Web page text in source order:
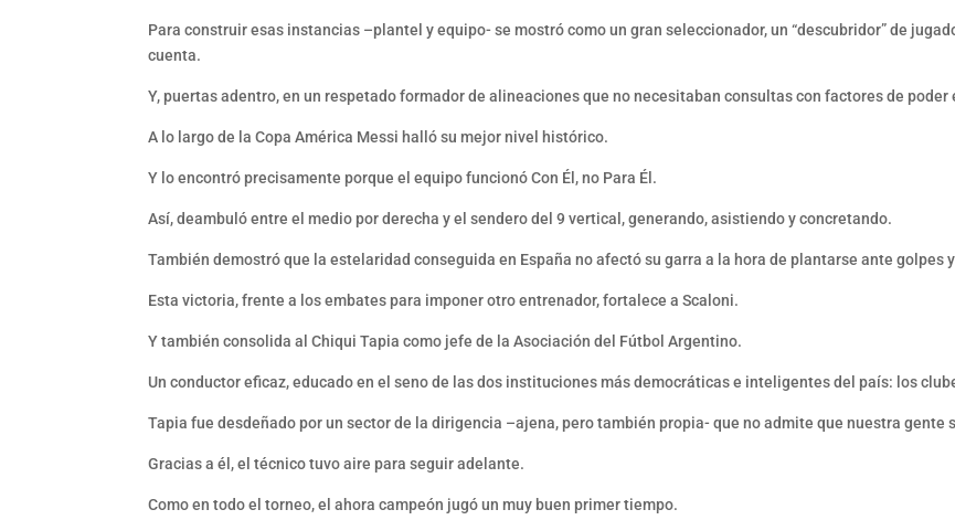
Para construir esas instancias –plantel y equipo- se mostró como un gran seleccionador, un “descubridor” de
cuenta.
Y, puertas adentro, en un respetado formador de alineaciones que no necesitaban consultas con factores de poder
A lo largo de la Copa América Messi halló su mejor nivel histórico.
Y lo encontró precisamente porque el equipo funcionó Con Él, no Para Él.
Así, deambuló entre el medio por derecha y el sendero del 9 vertical, generando, asistiendo y concretando.
También demostró que la estelaridad conseguida en España no afectó su garra a la hora de plantarse ante golpes
Esta victoria, frente a los embates para imponer otro entrenador, fortalece a Scaloni.
Y también consolida al Chiqui Tapia como jefe de la Asociación del Fútbol Argentino.
Un conductor eficaz, educado en el seno de las dos instituciones más democráticas e inteligentes del país: los
Tapia fue desdeñado por un sector de la dirigencia –ajena, pero también propia- que no admite que nuestra gente
Gracias a él, el técnico tuvo aire para seguir adelante.
Como en todo el torneo, el ahora campeón jugó un muy buen primer tiempo.